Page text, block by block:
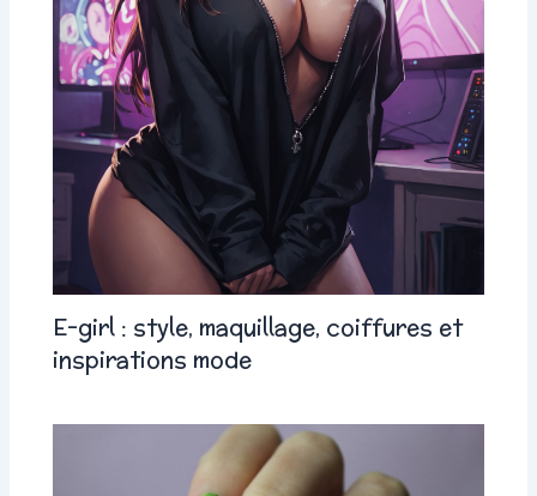
E-girl : style, maquillage, coiffures et
inspirations mode